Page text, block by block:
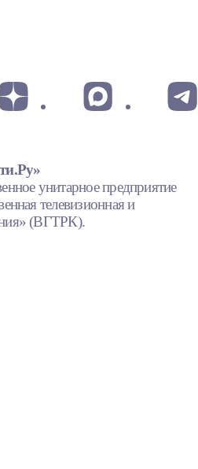
унитарное предприятие
телевизионная и
(ВГТРК).